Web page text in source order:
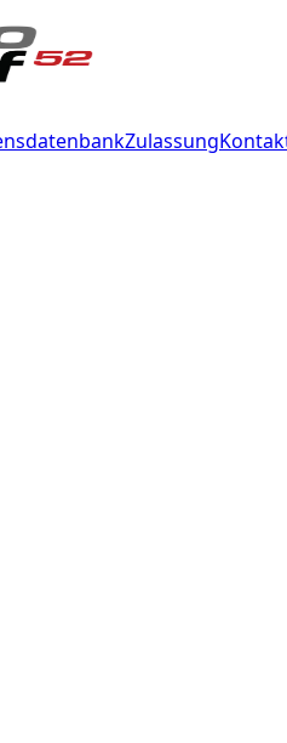
Zulassung